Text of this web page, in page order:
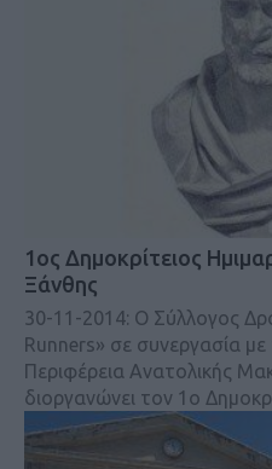
1ος Δημοκρίτειος
Ξάνθης
30-11-2014: Ο Σύλλογος
Runners» σε συνεργασία
Περιφέρεια Ανατολικής
διοργανώνει τον 1ο